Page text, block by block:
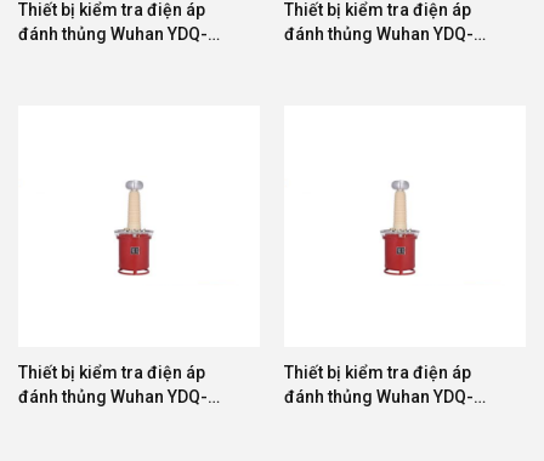
Thiết bị kiểm tra điện áp
đánh thủng Wuhan YDQ-
Thiết bị kiểm tra điện áp
đánh thủng Wuhan YDQ-
Thiết bị kiểm tra điện áp
đánh thủng Wuhan YDQ-
Thiết bị kiểm tra điện áp
đánh thủng Wuhan YDQ-